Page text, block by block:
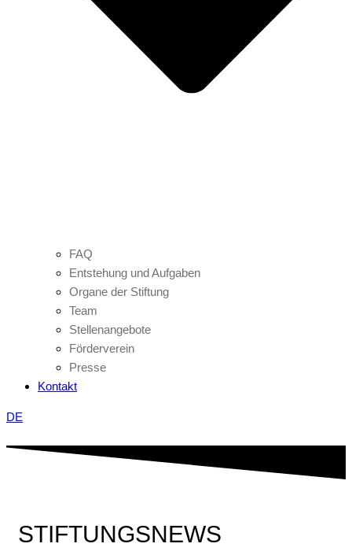
FAQ
Entstehung und Aufgaben
Organe der Stiftung
Team
Stellenangebote
Förderverein
Presse
Kontakt
DE
STIFTUNGSNEWS